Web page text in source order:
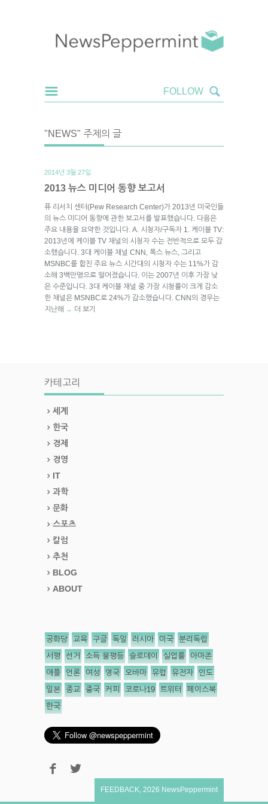
"NEWS" 주제의 글
2014년 3월 27일.
2013 뉴스 미디어 동향 보고서
퓨 리서치 센터(Pew Research Center)가 2013년 미국인들
의 뉴스 미디어 동향에 관한 보고서를 발표했습니다. 다음은
주요 내용을 요약한 것입니다. A. 시청자/구독자 1. 케이블 TV:
2013년에 케이블 TV 채널의 시청자 수는 전반적으로 모두 감
소했습니다. 3대 케이블 채널 CNN, 폭스 뉴스, 그리고
MSNBC를 합친 주요 뉴스 시간대의 시청자 수는 11%가 감
소해 3백만명으로 떨어졌습니다. 이는 2007년 이후 가장 낮
은 수준입니다. 3대 케이블 채널 중 가장 시청률이 크게 감소
한 채널은 MSNBC로 24%가 감소했습니다. CNN의 경우는
지난해 → 더 보기
카테고리
세계
한국
경제
경영
IT
과학
문화
스포츠
칼럼
추천
BLOG
ABOUT
공화당 교육 구글 독일 러시아 미국 분리독립
서평 선거 소득 불평등 슬로데이 실업률 아마존
애플 언론 여성 영국 오바마 유럽 유전자 인도
일본 종교 중국 커피 코로나19 트위터 페이스북
한국
FEEDBACK 2026 NewsPeppermint